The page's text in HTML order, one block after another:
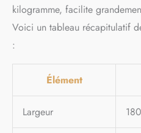
kilogramme, facilite
Voici un tableau récapitulatif
:
Élément
Largeur